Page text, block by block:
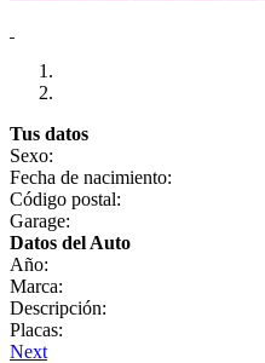
Tus datos
Sexo:
Fecha de nacimiento:
Código postal:
Garage:
Datos del Auto
Año:
Marca:
Descripción:
Placas:
Next